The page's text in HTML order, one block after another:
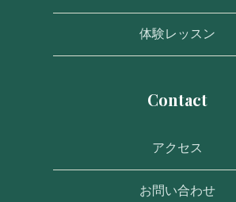
体験レッスン
Contact
アクセス
お問い合わせ